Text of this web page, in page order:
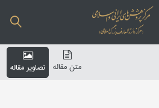
متن مقاله تصاویر مقاله